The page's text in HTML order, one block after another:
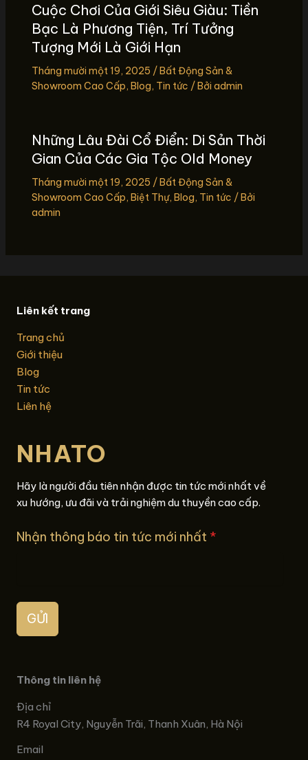
Cuộc Chơi Của Giới Siêu Giàu: Tiền
Bạc Là Phương Tiện, Trí Tưởng
Tượng Mới Là Giới Hạn
Tháng mười một 19, 2025 /Bất Động Sản &
Showroom Cao Cấp, Blog, Tin tức / Bởi admin
Những Lâu Đài Cổ Điển: Di Sản Thời
Gian Của Các Gia Tộc Old Money
Tháng mười một 19, 2025 /Bất Động Sản &
Showroom Cao Cấp, Biệt Thự, Blog, Tin tức / Bởi
admin
Liên kết trang
Trang chủ
Giới thiệu
Blog
Tin tức
Liên hệ
NHATO
Hãy là người đầu tiên nhận được tin tức mới nhất về
xu hướng, ưu đãi và trải nghiệm du thuyền cao cấp.
Nhận thông báo tin tức mới nhất *
GỬI
Thông tin liên hệ
Địa chỉ
R4 Royal City, Nguyễn Trãi, Thanh Xuân, Hà Nội
Email